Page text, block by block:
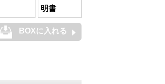
明書
BOXに入れる